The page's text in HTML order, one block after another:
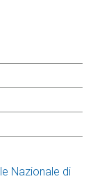
Nazionale di